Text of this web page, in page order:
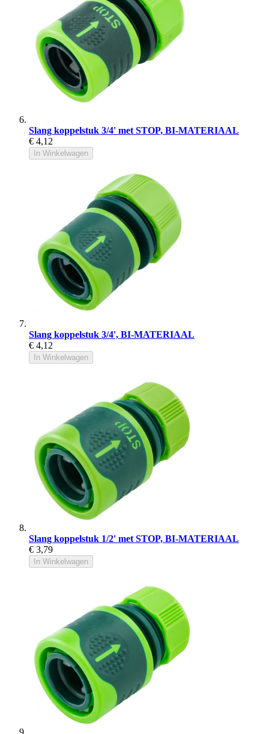
Slang koppelstuk 3/4' met STOP, BI-MATERIAAL
€ 4,12
In Winkelwagen
Slang koppelstuk 3/4', BI-MATERIAAL
€ 4,12
In Winkelwagen
Slang koppelstuk 1/2' met STOP, BI-MATERIAAL
€ 3,79
In Winkelwagen